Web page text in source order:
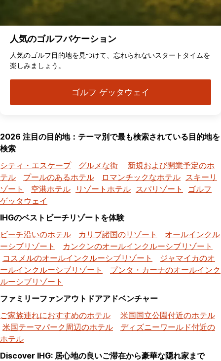
人気のゴルフバケーション
人気のゴルフ目的地を見つけて、忘れられないスタートタイムを
楽しみましょう。
ゴルフ ゲッタウェイ
2026 注目の目的地：テーマ別で最も検索されている目的地を
検索
シティ・エスケープ
グルメな街
新規および開業予定のホ
テル
プールのあるホテル ロマンチックなホテル スキーリ
ゾート
空港ホテル リゾートホテル スパリゾート
ゴルフ
ゲッタウェイ
IHGのベストビーチリゾートを体験
ビーチ沿いのホテル
カリブ諸国のリゾート
オールインクル
ーシブリゾート
カンクンのオールインクルーシブリゾート
コスメルのオールインクルーシブリゾート
ジャマイカのオ
ールインクルーシブリゾート
プンタ・カーナのオールインク
ルーシブリゾート
ファミリーファンアウトドアアドベンチャー
ご家族連れにおすすめのホテル
米国国立公園付近のホテル
米国テーマパーク周辺のホテル
ディズニーワールド付近の
ホテル
Discover IHG: 居心地の良いご滞在から豪華な隠れ家まで